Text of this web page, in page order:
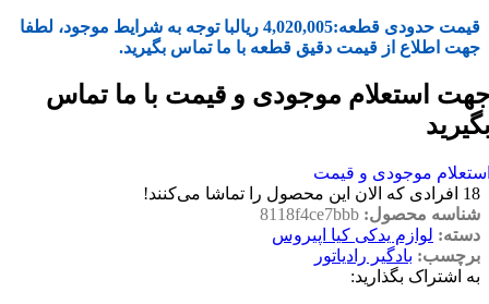
قیمت حدودی قطعه:4,020,005 ریالبا توجه به شرایط موجود، لطفا
جهت اطلاع از قیمت دقیق قطعه با ما تماس بگیرید.
استعلام موجودی و قیمت با ما تماس
موجودی و قیمت
18 افرادی که الان این محصول را تماشا می‌کنند!
شناسه محصول: 8118f4ce7bbb
دسته: لوازم یدکی کیا اپیروس
برچسب: بادگیر رادیاتور
به اشتراک بگذارید: